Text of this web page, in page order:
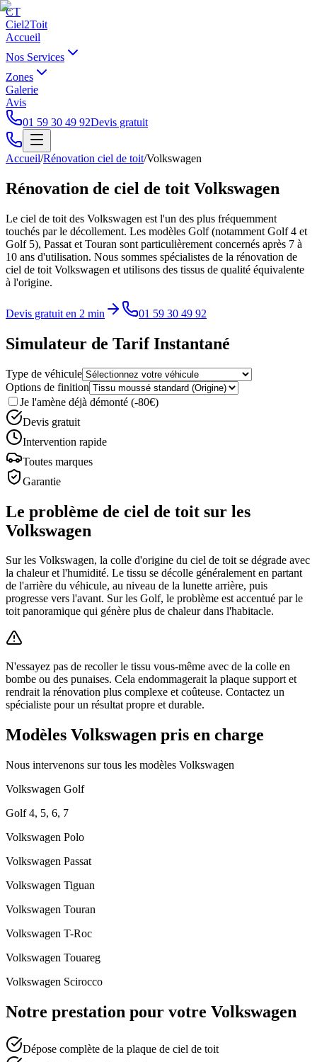
CT
Ciel2Toit
Accueil
Nos Services
Zones
Galerie
Avis
01 59 30 49 92Devis gratuit
Accueil/Rénovation ciel de toit/Volkswagen
Rénovation de ciel de toit Volkswagen
Le ciel de toit des Volkswagen est l'un des plus fréquemment
touchés par le décollement. Les modèles Golf (notamment Golf 4 et
Golf 5), Passat et Touran sont particulièrement concernés après 7 à
10 ans d'utilisation. Nous sommes spécialistes de la rénovation de
ciel de toit Volkswagen et utilisons des tissus de qualité équivalente
à l'origine.
Devis gratuit en 2 min 01 59 30 49 92
Simulateur de Tarif Instantané
Type de véhicule
Options de finition
Je l'amène déjà démonté (-80€)
Devis gratuit
Intervention rapide
Toutes marques
Garantie
Le problème de ciel de toit sur les
Volkswagen
Sur les Volkswagen, la colle d'origine du ciel de toit se dégrade avec
la chaleur et l'humidité. Le tissu se décolle généralement en partant
de l'arrière du véhicule, au niveau de la lunette arrière, puis
progresse vers l'avant. Sur les Golf, le problème est accentué par le
toit panoramique qui génère plus de chaleur dans l'habitacle.
N'essayez pas de recoller le tissu vous-même avec de la colle en
bombe ou des punaises. Cela endommagerait la plaque support et
rendrait la rénovation plus complexe et coûteuse. Contactez un
spécialiste pour un résultat propre et durable.
Modèles Volkswagen pris en charge
Nous intervenons sur tous les modèles Volkswagen
Volkswagen Golf
Golf 4, 5, 6, 7
Volkswagen Polo
Volkswagen Passat
Volkswagen Tiguan
Volkswagen Touran
Volkswagen T-Roc
Volkswagen Touareg
Volkswagen Scirocco
Notre prestation pour votre Volkswagen
Dépose complète de la plaque de ciel de toit